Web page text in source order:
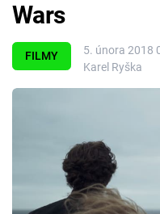
Témata
Filmy
Cool Esport
FILMY
5. února 2018
Karel Ryška
Wars